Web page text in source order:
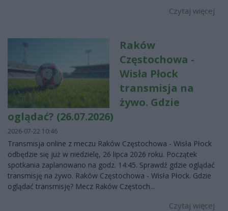
Czytaj więcej
Raków
Częstochowa -
Wisła Płock
transmisja na
żywo. Gdzie
oglądać? (26.07.2026)
2026-07-22 10:46
Transmisja online z meczu Raków Częstochowa - Wisła Płock
odbędzie się już w niedzielę, 26 lipca 2026 roku. Początek
spotkania zaplanowano na godz. 14:45. Sprawdź gdzie oglądać
transmisję na żywo. Raków Częstochowa - Wisła Płock. Gdzie
oglądać transmisję? Mecz Raków Częstoch...
Czytaj więcej